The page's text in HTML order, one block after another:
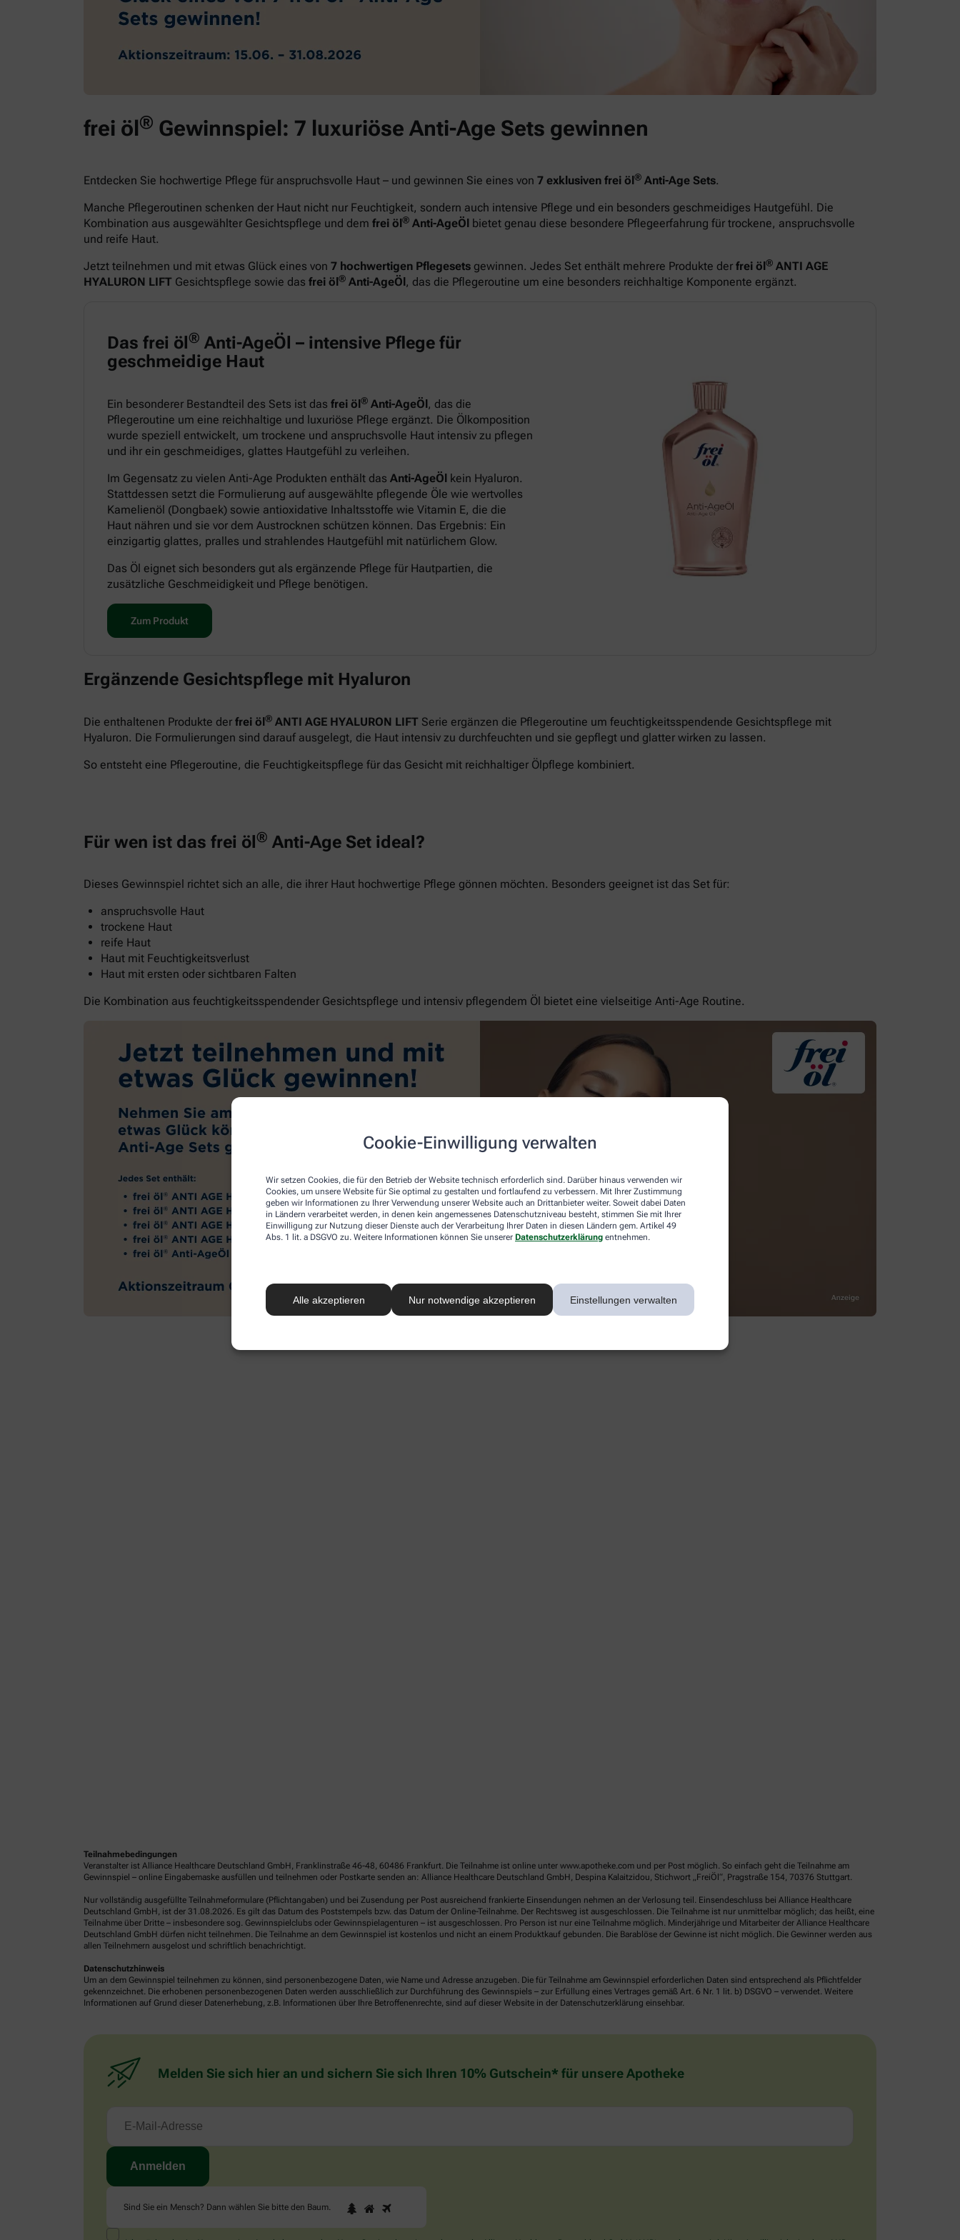
Cookie-Einwilligung verwalten
Wir setzen Cookies, die für den Betrieb der Website technisch erforderlich sind. Darüber hinaus verwenden wir
Cookies, um unsere Website für Sie optimal zu gestalten und fortlaufend zu verbessern. Mit Ihrer Zustimmung
geben wir Informationen zu Ihrer Verwendung unserer Website auch an Drittanbieter weiter. Soweit dabei Daten
in Ländern verarbeitet werden, in denen kein angemessenes Datenschutzniveau besteht, stimmen Sie mit Ihrer
Einwilligung zur Nutzung dieser Dienste auch der Verarbeitung Ihrer Daten in diesen Ländern gem. Artikel 49
Abs. 1 lit. a DSGVO zu. Weitere Informationen können Sie unserer Datenschutzerklärung entnehmen.
Alle akzeptieren Nur notwendige akzeptieren Einstellungen verwalten
frei öl® Gewinnspiel: 7 luxuriöse Anti-Age Sets gewinnen
Entdecken Sie hochwertige Pflege für anspruchsvolle Haut – und gewinnen Sie eines von 7 exklusiven frei öl® Anti-Age Sets.
Manche Pflegeroutinen schenken der Haut nicht nur Feuchtigkeit, sondern auch intensive Pflege und ein besonders geschmeidiges Hautgefühl. Die
Kombination aus ausgewählter Gesichtspflege und dem frei öl® Anti-AgeÖl bietet genau diese besondere Pflegeerfahrung für trockene, anspruchsvolle
und reife Haut.
Jetzt teilnehmen und mit etwas Glück eines von 7 hochwertigen Pflegesets gewinnen. Jedes Set enthält mehrere Produkte der frei öl® ANTI AGE
HYALURON LIFT Gesichtspflege sowie das frei öl® Anti-AgeÖl, das die Pflegeroutine um eine besonders reichhaltige Komponente ergänzt.
Das frei öl ® Anti-AgeÖl – intensive Pflege für
geschmeidige Haut
Ein besonderer Bestandteil des Sets ist das frei öl® Anti-AgeÖl, das die
Pflegeroutine um eine reichhaltige und luxuriöse Pflege ergänzt. Die Ölkomposition
wurde speziell entwickelt, um trockene und anspruchsvolle Haut intensiv zu pflegen
und ihr ein geschmeidiges, glattes Hautgefühl zu verleihen.
Im Gegensatz zu vielen Anti-Age Produkten enthält das Anti-AgeÖl kein Hyaluron.
Stattdessen setzt die Formulierung auf ausgewählte pflegende Öle wie wertvolles
Kamelienöl (Dongbaek) sowie antioxidative Inhaltsstoffe wie Vitamin E, die die
Haut nähren und sie vor dem Austrocknen schützen können. Das Ergebnis: Ein
einzigartig glattes, pralles und strahlendes Hautgefühl mit natürlichem Glow.
Das Öl eignet sich besonders gut als ergänzende Pflege für Hautpartien, die
zusätzliche Geschmeidigkeit und Pflege benötigen.
Zum Produkt
Ergänzende Gesichtspflege mit Hyaluron
Die enthaltenen Produkte der frei öl® ANTI AGE HYALURON LIFT Serie ergänzen die Pflegeroutine um feuchtigkeitsspendende Gesichtspflege mit
Hyaluron. Die Formulierungen sind darauf ausgelegt, die Haut intensiv zu durchfeuchten und sie gepflegt und glatter wirken zu lassen.
So entsteht eine Pflegeroutine, die Feuchtigkeitspflege für das Gesicht mit reichhaltiger Ölpflege kombiniert.
Für wen ist das frei öl® Anti-Age Set ideal?
Dieses Gewinnspiel richtet sich an alle, die ihrer Haut hochwertige Pflege gönnen möchten. Besonders geeignet ist das Set für:
anspruchsvolle Haut
trockene Haut
reife Haut
Haut mit Feuchtigkeitsverlust
Haut mit ersten oder sichtbaren Falten
Die Kombination aus feuchtigkeitsspendender Gesichtspflege und intensiv pflegendem Öl bietet eine vielseitige Anti-Age Routine.
Teilnahmebedingungen
Veranstalter ist Alliance Healthcare Deutschland GmbH, Franklinstraße 46-48, 60486 Frankfurt. Die Teilnahme ist online unter www.apotheke.com und per Post möglich. So einfach geht die Teilnahme am
Gewinnspiel – online Eingabemaske ausfüllen und teilnehmen oder Postkarte senden an: Alliance Healthcare Deutschland GmbH, Despina Kalaitzidou, Stichwort „FreiÖl“, Pragstraße 154, 70376 Stuttgart.
Nur vollständig ausgefüllte Teilnahmeformulare (Pflichtangaben) und bei Zusendung per Post ausreichend frankierte Einsendungen nehmen an der Verlosung teil. Einsendeschluss bei Alliance Healthcare
Deutschland GmbH, ist der 31.08.2026. Es gilt das Datum des Poststempels bzw. das Datum der Online-Teilnahme. Der Rechtsweg ist ausgeschlossen. Die Teilnahme ist nur unmittelbar möglich; das heißt, eine
Teilnahme über Dritte – insbesondere sog. Gewinnspielclubs oder Gewinnspielagenturen – ist ausgeschlossen. Pro Person ist nur eine Teilnahme möglich. Minderjährige und Mitarbeiter der Alliance Healthcare
Deutschland GmbH dürfen nicht teilnehmen. Die Teilnahme an dem Gewinnspiel ist kostenlos und nicht an einem Produktkauf gebunden. Die Barablöse der Gewinne ist nicht möglich. Die Gewinner werden aus
allen Teilnehmern ausgelost und schriftlich benachrichtigt.
Datenschutzhinweis
Um an dem Gewinnspiel teilnehmen zu können, sind personenbezogene Daten, wie Name und Adresse anzugeben. Die für Teilnahme am Gewinnspiel erforderlichen Daten sind entsprechend als Pflichtfelder
gekennzeichnet. Die erhobenen personenbezogenen Daten werden ausschließlich zur Durchführung des Gewinnspiels – zur Erfüllung eines Vertrages gemäß Art. 6 Nr. 1 lit. b) DSGVO – verwendet. Weitere
Informationen auf Grund dieser Datenerhebung, z.B. Informationen über Ihre Betroffenenrechte, sind auf dieser Website in der Datenschutzerklärung einsehbar.
Melden Sie sich hier an und sichern Sie sich Ihren 10% Gutschein* für unsere Apotheke
Sind Sie ein Mensch? Dann wählen Sie bitte den Baum
Sind
Sie
1 2